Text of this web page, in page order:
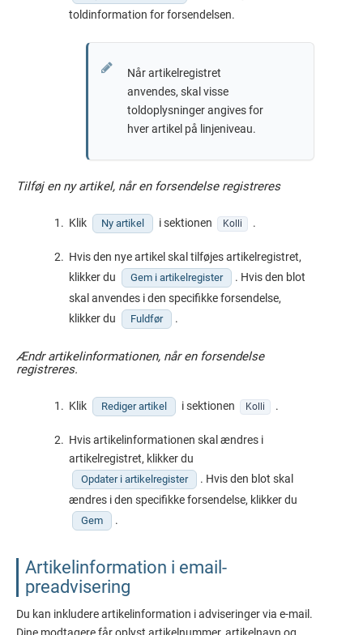
toldinformation for forsendelsen.
Når artikelregistret
anvendes, skal visse
toldoplysninger angives for
hver artikel på linjeniveau.
Tilføj en ny artikel, når en forsendelse registreres
Klik Ny artikel i sektionen Kolli .
Hvis den nye artikel skal tilføjes artikelregistret,
klikker du
Gem i artikelregister
. Hvis den blot
skal anvendes i den specifikke forsendelse,
klikker du
Fuldfør .
Ændr artikelinformationen, når en forsendelse
registreres.
Klik Rediger artikel i sektionen Kolli .
Hvis artikelinformationen skal ændres i
artikelregistret, klikker du
Opdater i artikelregister
. Hvis den blot skal
ændres i den specifikke forsendelse, klikker du
Gem .
Artikelinformation i email-
preadvisering
Du kan inkludere artikelinformation i adviseringer via e-mail.